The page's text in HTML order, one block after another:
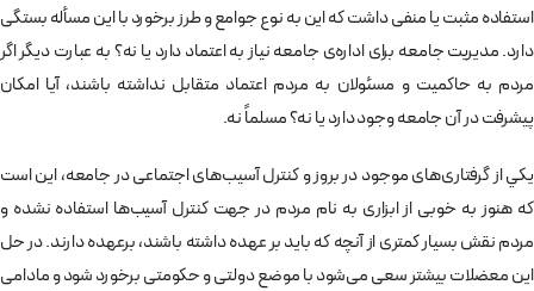
استفاده مثبت يا منفی داشت كه اين به نوع جوامع و طرز برخورد با اين مسأله بستگی
دارد. مديريت جامعه برای اداره‌ی جامعه نياز به اعتماد دارد يا نه؟ به عبارت ديگر اگر
مردم به حاكميت و مسئولان به مردم اعتماد متقابل نداشته باشند، آيا امكان
پيشرفت در آن جامعه وجود دارد يا نه؟ مسلماً نه.
يكي از گرفتاری‌های موجود در بروز و كنترل آسيب‌های اجتماعی در جامعه، اين است
كه هنوز به خوبی از ابزاری به نام مردم در جهت كنترل آسيب‌ها استفاده نشده و
مردم نقش بسيار كمتری از آنچه كه بايد بر عهده داشته باشند، برعهده دارند. در حل
اين معضلات بيشتر سعی می‌شود با موضع دولتی و حكومتی برخورد شود و مادامی